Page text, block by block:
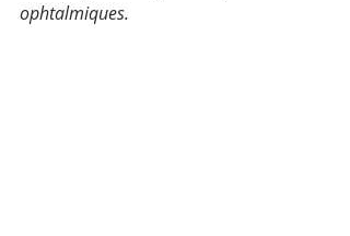
ophtalmiques.